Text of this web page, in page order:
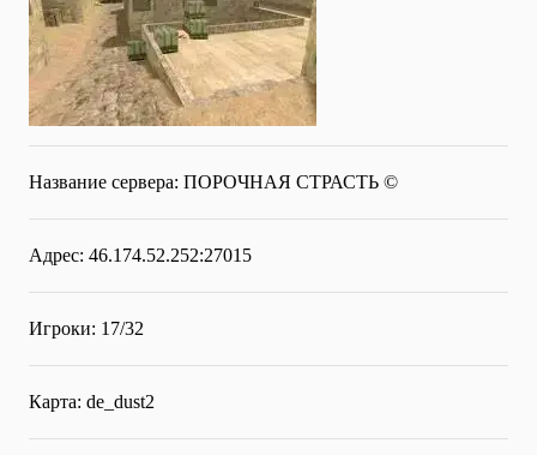
Название сервера: ПОРОЧНАЯ СТРАСТЬ ©
Адрес: 46.174.52.252:27015
Игроки: 17/32
Карта: de_dust2